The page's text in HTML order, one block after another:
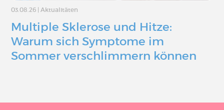
03.08.26 | Aktualitäten
Multiple Sklerose und Hitze:
Warum sich Symptome im
Sommer verschlimmern können